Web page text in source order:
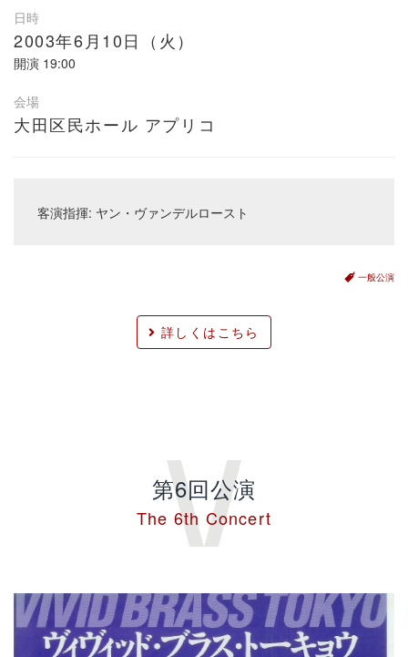
日時
2003年6月10日（火）
開演 19:00
会場
大田区民ホール アプリコ
客演指揮: ヤン・ヴァンデルロースト
一般公演
詳しくはこちら
第6回公演
The 6th Concert